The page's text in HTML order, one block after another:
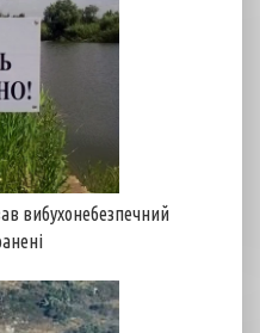
вибухонебезпечний